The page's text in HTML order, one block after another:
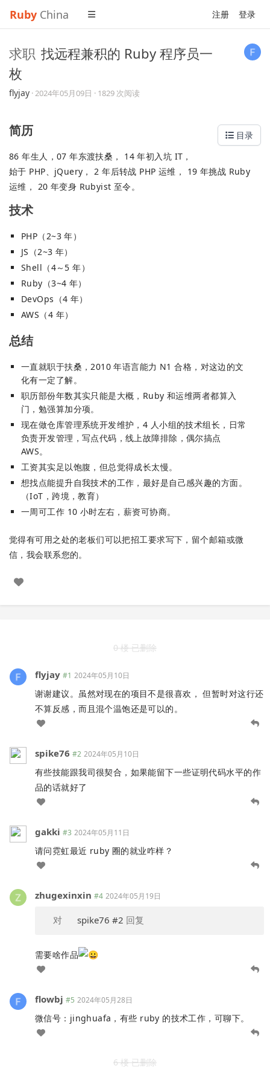
Ruby China 注册 登录
求职 找远程兼积的 Ruby 程序员一
枚
flyjay ·2024年05月09日 · 1829 次阅读
目录
简历
86 年生人，07 年东渡扶桑， 14 年初入坑 IT，
始于 PHP、jQuery， 2 年后转战 PHP 运维， 19 年挑战 Ruby
运维， 20 年变身 Rubyist 至令。
技术
PHP（2~3 年）
JS（2~3 年）
Shell（4～5 年）
Ruby（3~4 年）
DevOps（4 年）
AWS（4 年）
总结
一直就职于扶桑，2010 年语言能力 N1 合格，对这边的文
化有一定了解。
职历部份年数其实只能是大概，Ruby 和运维两者都算入
门，勉强算加分项。
现在做仓库管理系统开发维护，4 人小组的技术组长，日常
负责开发管理，写点代码，线上故障排除，偶尔搞点
AWS。
工资其实足以饱腹，但总觉得成长太慢。
想找点能提升自我技术的工作，最好是自己感兴趣的方面。
（IoT，跨境，教育）
一周可工作 10 小时左右，薪资可协商。
觉得有可用之处的老板们可以把招工要求写下，留个邮箱或微
信，我会联系您的。
0 楼 已删除
flyjay #1 2024年05月10日
谢谢建议。虽然对现在的项目不是很喜欢， 但暂时对这行还
不算反感，而且混个温饱还是可以的。
spike76 #2 2024年05月10日
有些技能跟我司很契合，如果能留下一些证明代码水平的作
品的话就好了
gakki #3 2024年05月11日
请问霓虹最近 ruby 圈的就业咋样？
zhugexinxin #4 2024年05月19日
对 spike76 #2 回复
需要啥作品
flowbj #5 2024年05月28日
微信号：jinghuafa，有些 ruby 的技术工作，可聊下。
6 楼 已删除